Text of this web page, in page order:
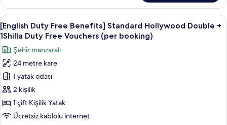
booking)
için
tüm
fotoğrafları
görün
Standard
Twin
Room
+
Duty
Free
Vouchers
(per
booking)
daha
fazla
[English
Duty
Free
Benefits]
Standard
Hollywood
Double
+
1Shilla
Kaliteli yatak takımı, kuştüyü yorgan,
6
[English Duty Free Benefits] Standard Hollywood Double +
1Shilla Duty Free Vouchers (per booking)
Şehir manzaralı
24 metre kare
1 yatak odası
2 kişilik
1 çift Kişilik Yatak
Ücretsiz kablolu internet